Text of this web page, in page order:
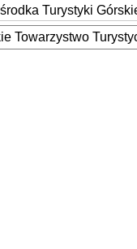
Turystyki
Towarzystwo